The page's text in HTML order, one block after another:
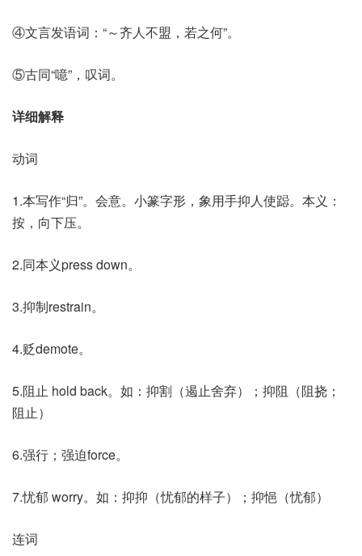
④文言发语词：“～齐人不盟，若之何”。
⑤古同“噫”，叹词。
详细解释
动词
1.本写作“归”。会意。小篆字形，象用手抑人使跽。本义：
按，向下压。
2.同本义press down。
3.抑制restrain。
4.贬demote。
5.阻止 hold back。如：抑割（遏止舍弃）；抑阻（阻挠；
阻止）
6.强行；强迫force。
7.忧郁 worry。如：抑抑（忧郁的样子）；抑悒（忧郁）
连词